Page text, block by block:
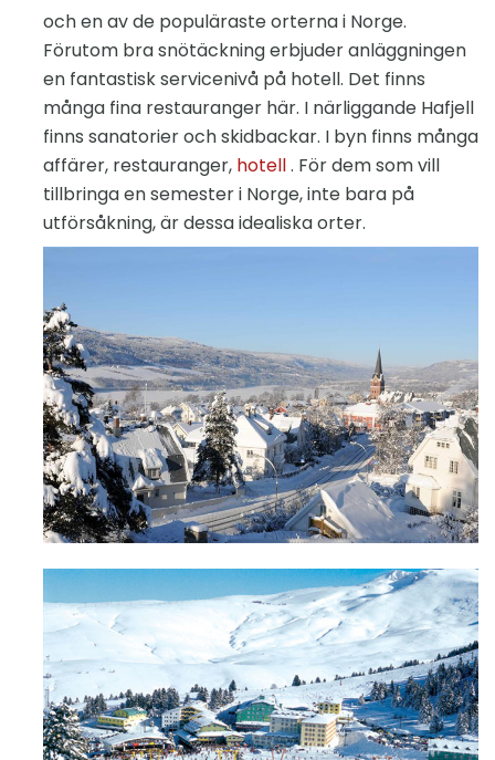
och en av de populäraste orterna i Norge.
Förutom bra snötäckning erbjuder anläggningen
en fantastisk servicenivå på hotell. Det finns
många fina restauranger här. I närliggande Hafjell
finns sanatorier och skidbackar. I byn finns många
affärer, restauranger, hotell. För dem som vill
tillbringa en semester i Norge, inte bara på
utförsåkning, är dessa idealiska orter.